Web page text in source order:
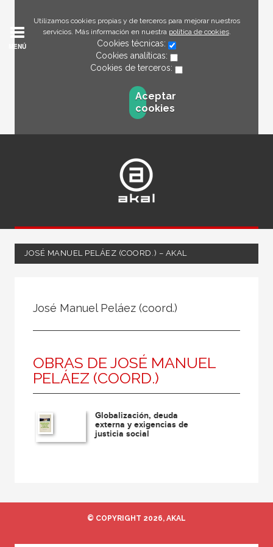
Utilizamos cookies propias y de terceros para mejorar nuestros
servicios. Más información en nuestra política de cookies.
Cookies técnicas:
Cookies analíticas:
Cookies de terceros:
Aceptar
cookies
MENÚ
JOSÉ MANUEL PELÁEZ (COORD.) – AKAL
Coordinador
Editor
Escritor
Escritora
Traductor
José Manuel Peláez (coord.)
OBRAS DE JOSÉ MANUEL
PELÁEZ (COORD.)
Globalización, deuda
externa y exigencias de
justicia social
© COPYRIGHT 2026, AKAL